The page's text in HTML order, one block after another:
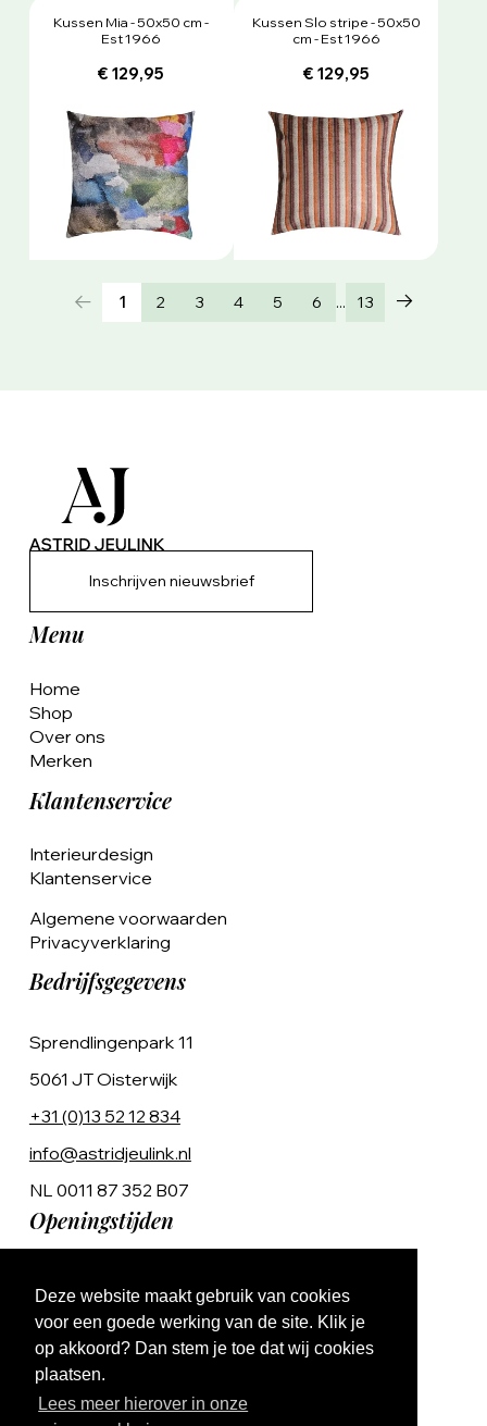
Deze website maakt gebruik van cookies
voor een goede werking van de site. Klik je
op akkoord? Dan stem je toe dat wij cookies
plaatsen.
Lees meer hierover in onze
Kussen Mia - 50x50 cm -
Est 1966
€ 129,95
Kussen Slo stripe - 50x50
cm - Est 1966
€ 129,95
1 2 3 4 5 6 ... 13
Inschrijven nieuwsbrief
Menu
Home
Shop
Over ons
Merken
Klantenservice
Interieurdesign
Klantenservice
Algemene voorwaarden
Privacyverklaring
Bedrijfsgegevens
Sprendlingenpark 11
5061 JT Oisterwijk
+31 (0)13 52 12 834
info@astridjeulink.nl
NL 0011 87 352 B07
Openingstijden
Ma t/m Vr 9:00 - 17:00